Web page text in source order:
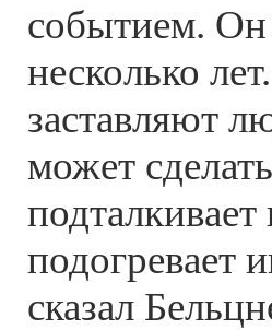
событием. Он
несколько
заставляют
может
подогревает
сказал